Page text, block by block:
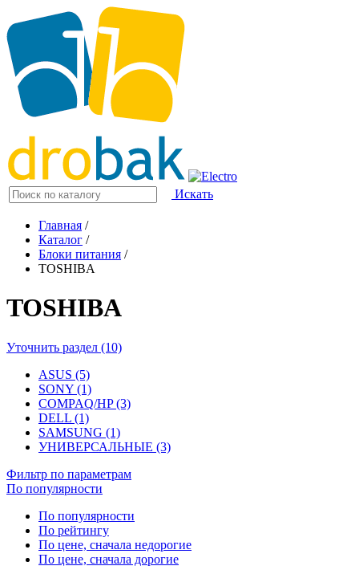
Искать
Главная /
Каталог /
Блоки питания /
TOSHIBA
TOSHIBA
Уточнить раздел (10)
ASUS (5)
SONY (1)
COMPAQ/HP (3)
DELL (1)
SAMSUNG (1)
УНИВЕРСАЛЬНЫЕ (3)
Фильтр по параметрам
По популярности
По популярности
По рейтингу
По цене, сначала недорогие
По цене, сначала дорогие